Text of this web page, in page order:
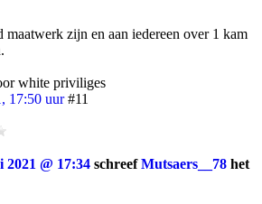
zijn en aan iedereen over 1 kam
white priviliges
17:50 uur #11
2021 @ 17:34 schreefMutsaers__78 het